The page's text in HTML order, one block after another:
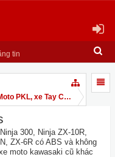
tin
PKL, xe Tay Côn
300, Ninja ZX-10R,
ZX-6R có ABS và không
moto kawasaki cũ khác